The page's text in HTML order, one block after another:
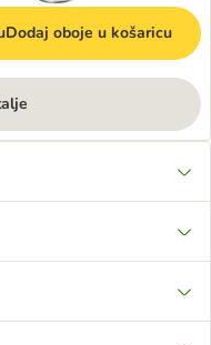
Dodaj oboje u košaricu